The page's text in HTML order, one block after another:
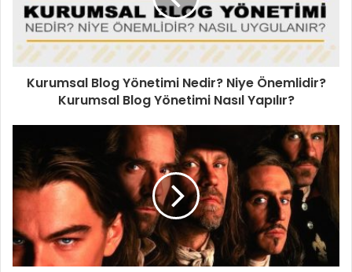
Kurumsal Blog Yönetimi Nedir? Niye Önemlidir?
Kurumsal Blog Yönetimi Nasıl Yapılır?